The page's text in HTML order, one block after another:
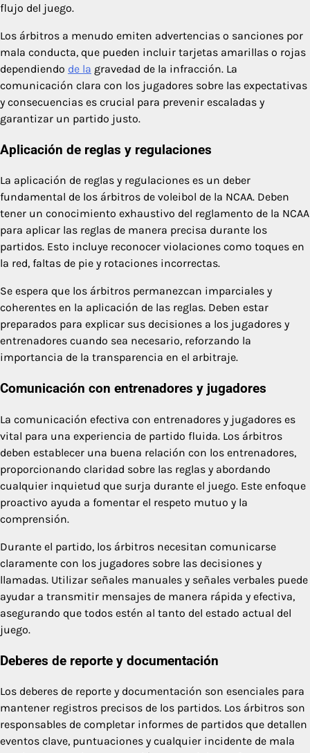
flujo del juego.
Los árbitros a menudo emiten advertencias o sanciones por
mala conducta, que pueden incluir tarjetas amarillas o rojas
dependiendo de la gravedad de la infracción. La
comunicación clara con los jugadores sobre las expectativas
y consecuencias es crucial para prevenir escaladas y
garantizar un partido justo.
Aplicación de reglas y regulaciones
La aplicación de reglas y regulaciones es un deber
fundamental de los árbitros de voleibol de la NCAA. Deben
tener un conocimiento exhaustivo del reglamento de la NCAA
para aplicar las reglas de manera precisa durante los
partidos. Esto incluye reconocer violaciones como toques en
la red, faltas de pie y rotaciones incorrectas.
Se espera que los árbitros permanezcan imparciales y
coherentes en la aplicación de las reglas. Deben estar
preparados para explicar sus decisiones a los jugadores y
entrenadores cuando sea necesario, reforzando la
importancia de la transparencia en el arbitraje.
Comunicación con entrenadores y jugadores
La comunicación efectiva con entrenadores y jugadores es
vital para una experiencia de partido fluida. Los árbitros
deben establecer una buena relación con los entrenadores,
proporcionando claridad sobre las reglas y abordando
cualquier inquietud que surja durante el juego. Este enfoque
proactivo ayuda a fomentar el respeto mutuo y la
comprensión.
Durante el partido, los árbitros necesitan comunicarse
claramente con los jugadores sobre las decisiones y
llamadas. Utilizar señales manuales y señales verbales puede
ayudar a transmitir mensajes de manera rápida y efectiva,
asegurando que todos estén al tanto del estado actual del
juego.
Deberes de reporte y documentación
Los deberes de reporte y documentación son esenciales para
mantener registros precisos de los partidos. Los árbitros son
responsables de completar informes de partidos que detallen
eventos clave, puntuaciones y cualquier incidente de mala